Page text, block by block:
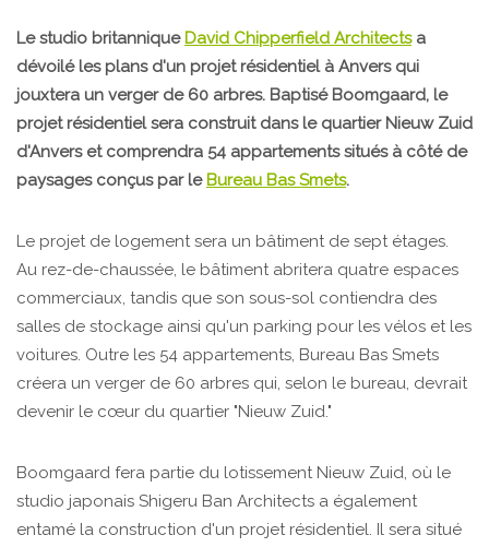
Le studio britannique David Chipperfield Architectsa
dévoilé les plans d'un projet résidentiel à Anvers qui
jouxtera un verger de 60 arbres. Baptisé Boomgaard, le
projet résidentiel sera construit dans le quartier Nieuw Zuid
d'Anvers et comprendra 54 appartements situés à côté de
paysages conçus par le Bureau Bas Smets.
Le projet de logement sera un bâtiment de sept étages.
Au rez-de-chaussée, le bâtiment abritera quatre espaces
commerciaux, tandis que son sous-sol contiendra des
salles de stockage ainsi qu'un parking pour les vélos et les
voitures. Outre les 54 appartements, Bureau Bas Smets
créera un verger de 60 arbres qui, selon le bureau, devrait
devenir le cœur du quartier "Nieuw Zuid."
Boomgaard fera partie du lotissement Nieuw Zuid, où le
studio japonais Shigeru Ban Architects a également
entamé la construction d'un projet résidentiel. Il sera situé